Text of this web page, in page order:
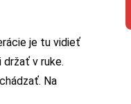
je tu vidieť
držať v ruke.
Na